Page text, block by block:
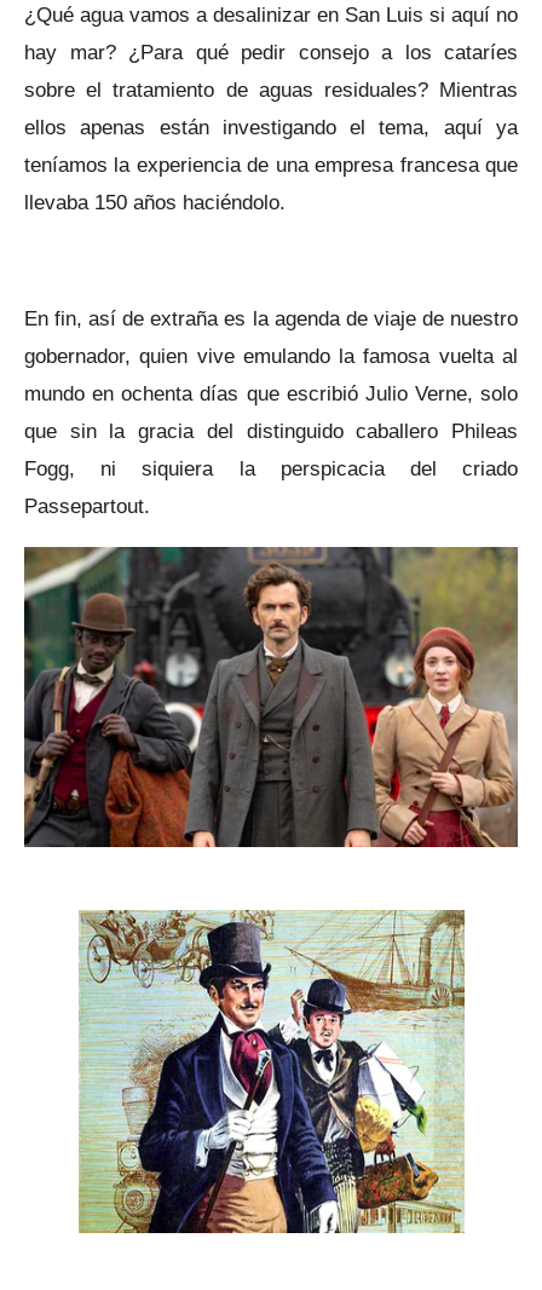
¿Qué agua vamos a desalinizar en San Luis si aquí no
hay mar? ¿Para qué pedir consejo a los cataríes
sobre el tratamiento de aguas residuales? Mientras
ellos apenas están investigando el tema, aquí ya
teníamos la experiencia de una empresa francesa que
llevaba 150 años haciéndolo.
En fin, así de extraña es la agenda de viaje de nuestro
gobernador, quien vive emulando la famosa vuelta al
mundo en ochenta días que escribió Julio Verne, solo
que sin la gracia del distinguido caballero Phileas
Fogg, ni siquiera la perspicacia del criado
Passepartout.